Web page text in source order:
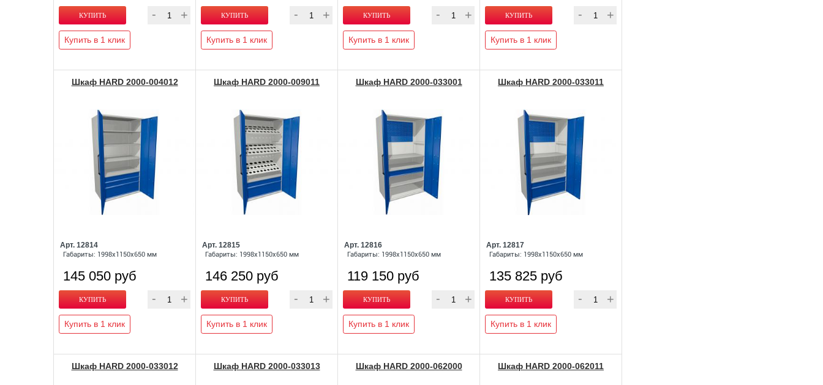
Купить в 1 клик Купить в 1 клик Купить в 1 клик Купить в 1 клик
Шкаф HARD 2000-004012
Арт. 12814
Габариты: 1998x1150x650 мм
145 050 руб
Купить в 1 клик
Шкаф HARD 2000-009011
Арт. 12815
Габариты: 1998x1150x650 мм
146 250 руб
Купить в 1 клик
Шкаф HARD 2000-033001
Арт. 12816
Габариты: 1998x1150x650 мм
119 150 руб
Купить в 1 клик
Шкаф HARD 2000-033011
Арт. 12817
Габариты: 1998x1150x650 мм
135 825 руб
Купить в 1 клик
Шкаф HARD 2000-033012 Шкаф HARD 2000-033013 Шкаф HARD 2000-062000 Шкаф HARD 2000-062011